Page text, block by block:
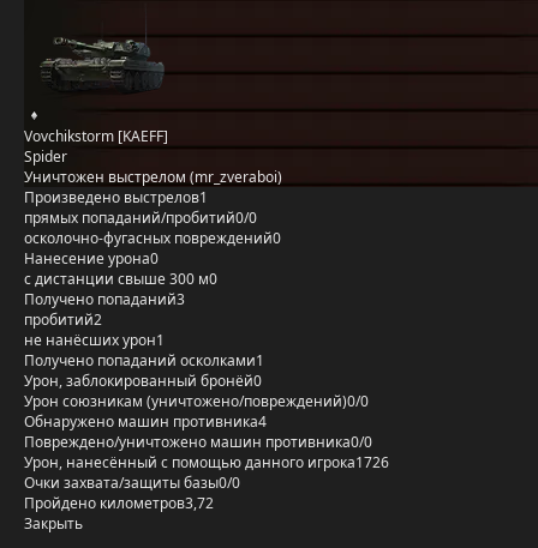
Vovchikstorm [KAEFF]
Spider
Уничтожен выстрелом (mr_zveraboi)
Произведено выстрелов1
прямых попаданий/пробитий0/0
осколочно-фугасных повреждений0
Нанесение урона0
с дистанции свыше 300 м0
Получено попаданий3
пробитий2
не нанёсших урон1
Получено попаданий осколками1
Урон, заблокированный бронёй0
Урон союзникам (уничтожено/повреждений)0/0
Обнаружено машин противника4
Повреждено/уничтожено машин противника0/0
Урон, нанесённый с помощью данного игрока1726
Очки захвата/защиты базы0/0
Пройдено километров3,72
Закрыть